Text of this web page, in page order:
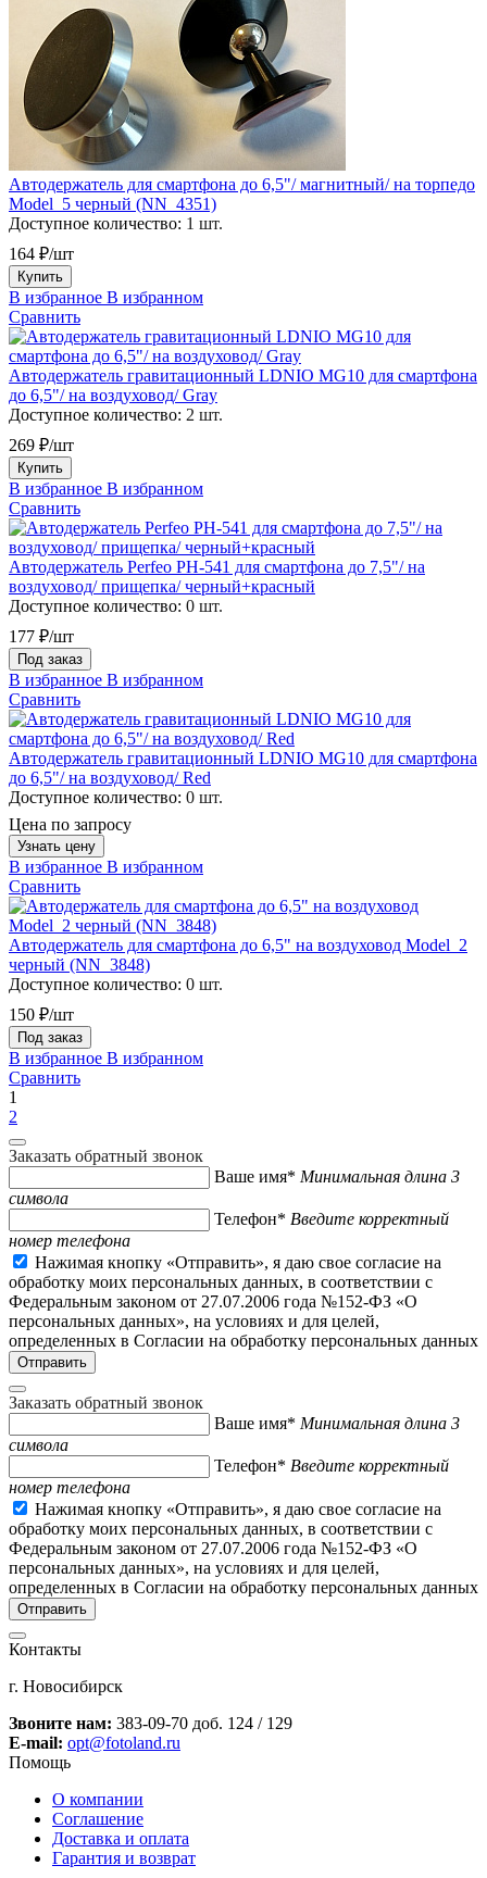
Автодержатель для смартфона до 6,5"/ магнитный/ на торпедо
Model_5 черный (NN_4351)
Доступное количество: 1 шт.
164 ₽/шт
Купить
В избранное В избранном
Сравнить
Автодержатель гравитационный LDNIO MG10 для смартфона
до 6,5"/ на воздуховод/ Gray
Доступное количество: 2 шт.
269 ₽/шт
Купить
В избранное В избранном
Сравнить
Автодержатель Perfeo PH-541 для смартфона до 7,5"/ на
воздуховод/ прищепка/ черный+красный
Доступное количество: 0 шт.
177 ₽/шт
Под заказ
В избранное В избранном
Сравнить
Автодержатель гравитационный LDNIO MG10 для смартфона
до 6,5"/ на воздуховод/ Red
Доступное количество: 0 шт.
Цена по запросу
Узнать цену
В избранное В избранном
Сравнить
Автодержатель для смартфона до 6,5" на воздуховод Model_2
черный (NN_3848)
Доступное количество: 0 шт.
150 ₽/шт
Под заказ
В избранное В избранном
Сравнить
1
2
Заказать обратный звонок
Ваше имя* Минимальная длина 3
символа
Телефон* Введите корректный
номер телефона
Нажимая кнопку «Отправить», я даю свое согласие на
обработку моих персональных данных, в соответствии с
Федеральным законом от 27.07.2006 года №152-ФЗ «О
персональных данных», на условиях и для целей,
определенных в Согласии на обработку персональных данных
Заказать обратный звонок
Ваше имя* Минимальная длина 3
символа
Телефон* Введите корректный
номер телефона
Нажимая кнопку «Отправить», я даю свое согласие на
обработку моих персональных данных, в соответствии с
Федеральным законом от 27.07.2006 года №152-ФЗ «О
персональных данных», на условиях и для целей,
определенных в Согласии на обработку персональных данных
Контакты
г. Новосибирск
Звоните нам: 383-09-70 доб. 124 / 129
E-mail: opt@fotoland.ru
Помощь
О компании
Соглашение
Доставка и оплата
Гарантия и возврат